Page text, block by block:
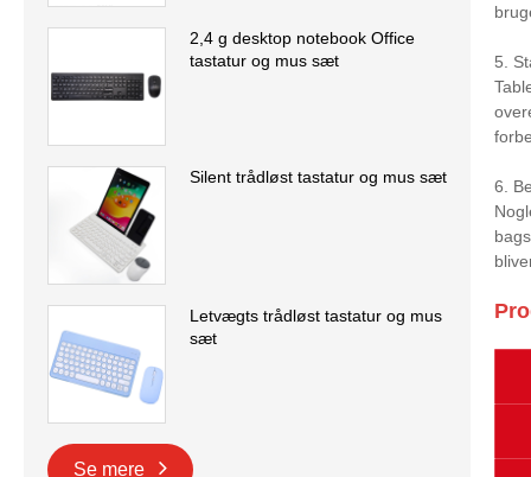
2,4 g desktop notebook Office
tastatur og mus sæt
Silent trådløst tastatur og mus sæt
Letvægts trådløst tastatur og mus
sæt
Se mere
5.
6.